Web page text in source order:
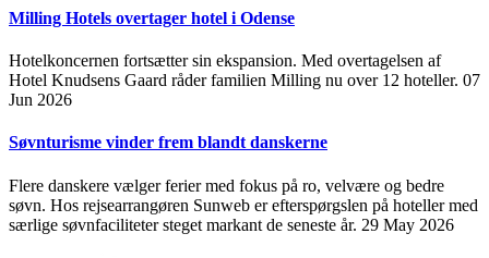
Milling Hotels overtager hotel i Odense
Hotelkoncernen fortsætter sin ekspansion. Med overtagelsen af
Hotel Knudsens Gaard råder familien Milling nu over 12 hoteller. 07
Jun 2026
Søvnturisme vinder frem blandt danskerne
Flere danskere vælger ferier med fokus på ro, velvære og bedre
søvn. Hos rejsearrangøren Sunweb er efterspørgslen på hoteller med
særlige søvnfaciliteter steget markant de seneste år. 29 May 2026